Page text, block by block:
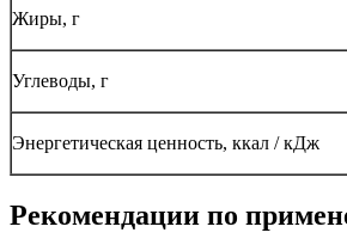
Жиры, г
Углеводы, г
Энергетическая ценность, ккал / кДж
Рекомендации по